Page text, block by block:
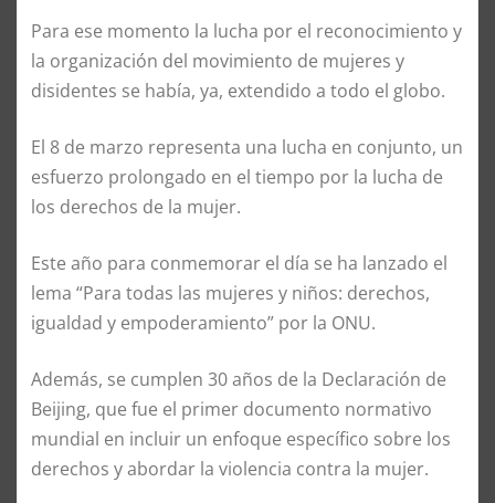
Para ese momento la lucha por el reconocimiento y
la organización del movimiento de mujeres y
disidentes se había, ya, extendido a todo el globo.
El 8 de marzo representa una lucha en conjunto, un
esfuerzo prolongado en el tiempo por la lucha de
los derechos de la mujer.
Este año para conmemorar el día se ha lanzado el
lema “Para todas las mujeres y niños: derechos,
igualdad y empoderamiento” por la ONU.
Además, se cumplen 30 años de la Declaración de
Beijing, que fue el primer documento normativo
mundial en incluir un enfoque específico sobre los
derechos y abordar la violencia contra la mujer.